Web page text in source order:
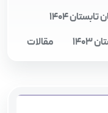
1404
مقالات